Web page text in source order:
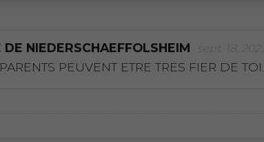
NIEDERSCHAEFFOLSHEIM
PEUVENT ETRE TRES FIER DE TOI.